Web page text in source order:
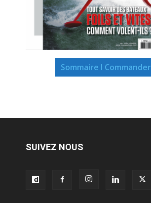
Sommaire I Commander
SUIVEZ NOUS